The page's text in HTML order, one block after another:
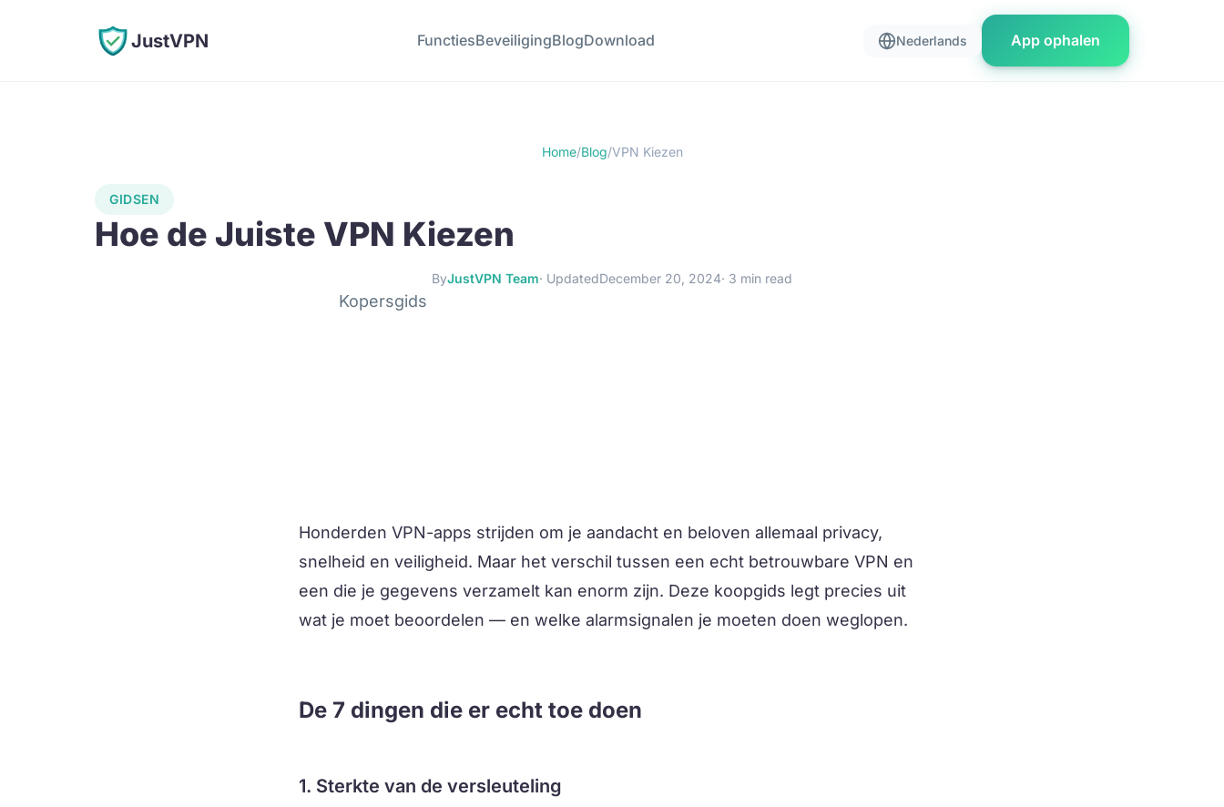
JustVPN FunctiesBeveiligingBlogDownload Nederlands App ophalen
Home/Blog/VPN Kiezen
GIDSEN
Hoe de Juiste VPN Kiezen
ByJustVPN Team· UpdatedDecember 20, 2024· 3 min read
Kopersgids
Honderden VPN-apps strijden om je aandacht en beloven allemaal privacy,
snelheid en veiligheid. Maar het verschil tussen een echt betrouwbare VPN en
een die je gegevens verzamelt kan enorm zijn. Deze koopgids legt precies uit
wat je moet beoordelen — en welke alarmsignalen je moeten doen weglopen.
De 7 dingen die er echt toe doen
1. Sterkte van de versleuteling